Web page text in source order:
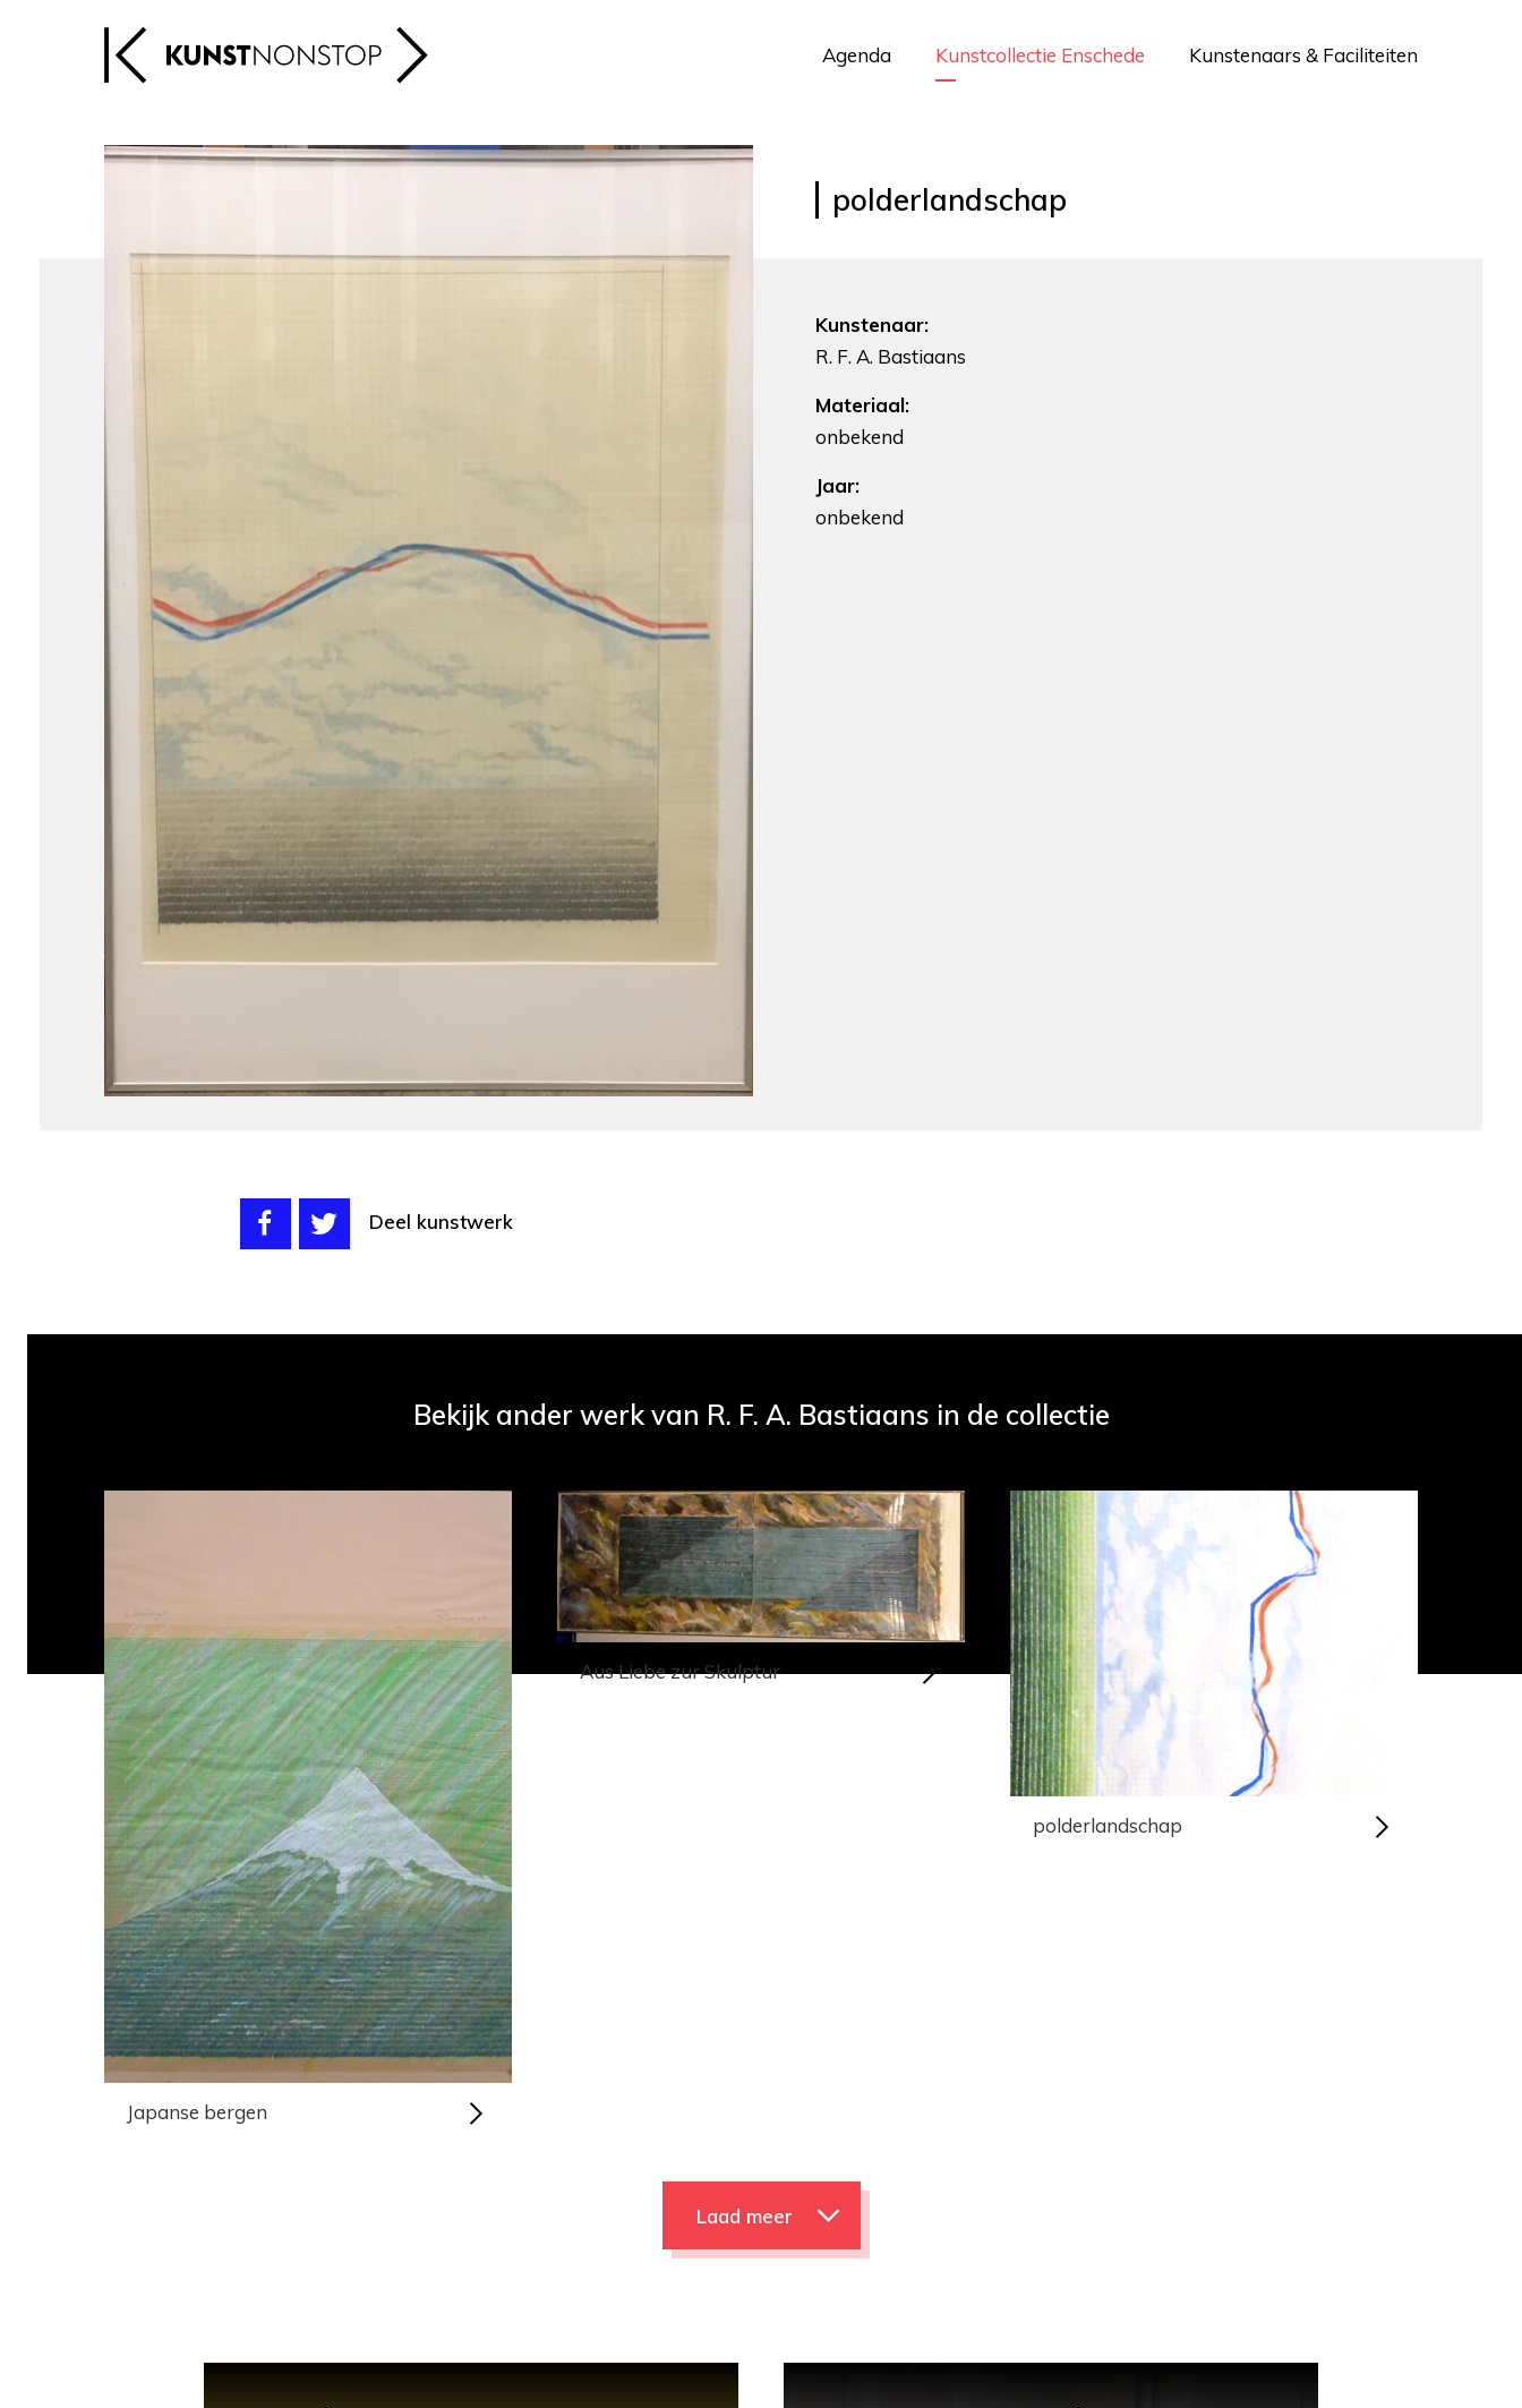
Agenda Kunstcollectie Enschede Kunstenaars & Faciliteiten
polderlandschap
Kunstenaar:
R. F. A. Bastiaans
Materiaal:
onbekend
Jaar:
onbekend
Deel kunstwerk
Bekijk ander werk van R. F. A. Bastiaans in de collectie
Japanse bergen
Aus Liebe zur Skulptur
polderlandschap
Laad meer